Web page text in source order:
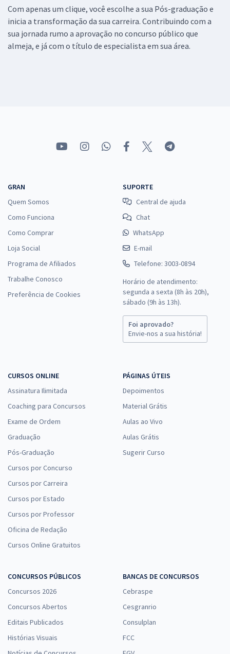
Com apenas um clique, você escolhe a sua Pós-graduação e
inicia a transformação da sua carreira. Contribuindo com a
sua jornada rumo a aprovação no concurso público que
almeja, e já com o título de especialista em sua área.
GRAN
Quem Somos
Como Funciona
Como Comprar
Loja Social
Programa de Afiliados
Trabalhe Conosco
Preferência de Cookies
SUPORTE
Central de ajuda
Chat
WhatsApp
E-mail
Telefone: 3003-0894
Horário de atendimento:
segunda a sexta (8h às 20h),
sábado (9h às 13h).
Foi aprovado?
Envie-nos a sua história!
CURSOS ONLINE
Assinatura Ilimitada
Coaching para Concursos
Exame de Ordem
Graduação
Pós-Graduação
Cursos por Concurso
Cursos por Carreira
Cursos por Estado
Cursos por Professor
Oficina de Redação
Cursos Online Gratuitos
PÁGINAS ÚTEIS
Depoimentos
Material Grátis
Aulas ao Vivo
Aulas Grátis
Sugerir Curso
CONCURSOS PÚBLICOS
Concursos 2026
Concursos Abertos
Editais Publicados
Histórias Visuais
BANCAS DE CONCURSOS
Cebraspe
Cesgranrio
Consulplan
FCC